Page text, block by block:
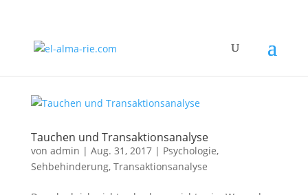
Tauchen und Transaktionsanalyse
von admin | Aug. 31, 2017| Psychologie,
Sehbehinderung, Transaktionsanalyse